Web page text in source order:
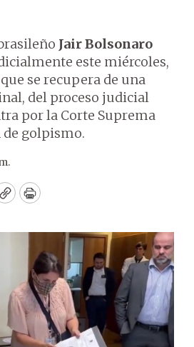
Jair Bolsonaro
este miércoles,
se recupera de una
del proceso judicial
por la Corte Suprema
de golpismo.
CopyPrint